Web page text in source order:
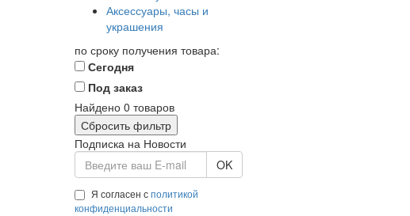
Аксессуары, часы и
украшения
по сроку получения товара:
Сегодня
Под заказ
Найдено 0 товаров
Сбросить фильтр
Подписка на Новости
OK
Я согласен сполитикой
конфиденциальности